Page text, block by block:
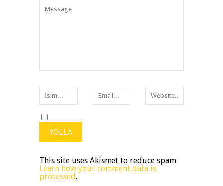
This site uses Akismet to reduce spam.
Learn how your comment data is
processed.